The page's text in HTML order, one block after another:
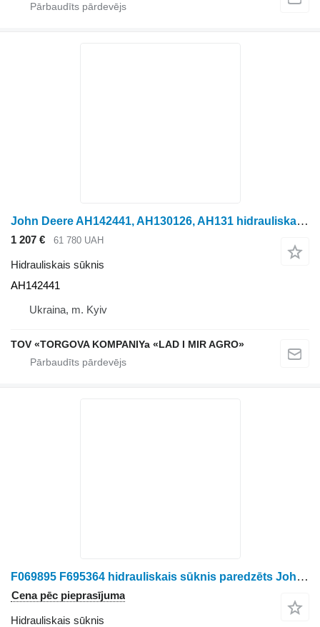
John Deere AH142441, AH130126, AH131 hidrauliskais sūknis paredzēts John Deere graudu kombaina
1 207 € 61 780 UAH
Hidrauliskais sūknis
AH142441
Ukraina, m. Kyiv
TOV «TORGOVA KOMPANIYa «LAD I MIR AGRO»
F069895 F695364 hidrauliskais sūknis paredzēts John Deere 1270 E 1470 E harvestera
Cena pēc pieprasījuma
Hidrauliskais sūknis